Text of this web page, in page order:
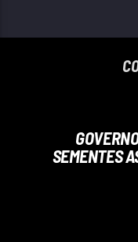
SEMENTES